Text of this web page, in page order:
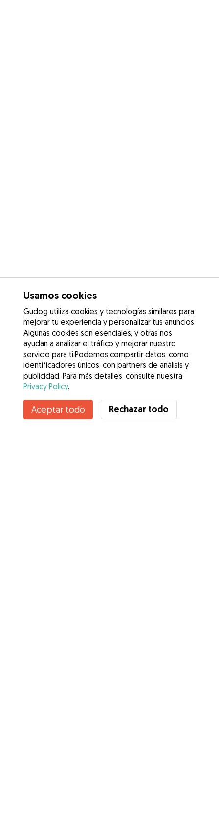
¿Conoces los Beneficios de Gudog? Ver más
Usamos cookies
Gudog utiliza cookies y tecnologías similares para
mejorar tu experiencia y personalizar tus anuncios.
Algunas cookies son esenciales, y otras nos
ayudan a analizar el tráfico y mejorar nuestro
servicio para ti.Podemos compartir datos, como
identificadores únicos, con partners de análisis y
publicidad. Para más detalles, consulte nuestra
Privacy Policy.
Aceptar todo Rechazar todo